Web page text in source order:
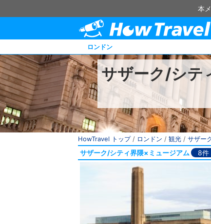
本
ロンドン
サザーク/シテ
HowTravel トップ/ ロンドン / 観光 / サザー
サザーク/シティ界隈×ミュージアム 8件